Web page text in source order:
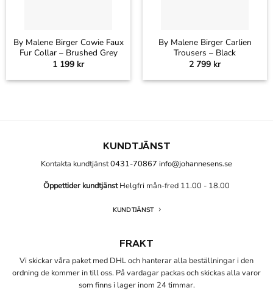
By Malene Birger Cowie Faux
Fur Collar – Brushed Grey
1 199 kr
By Malene Birger Carlien
Trousers – Black
2 799 kr
KUNDTJÄNST
Kontakta kundtjänst0431-70867 info@johannesens.se
Öppettider kundtjänstHelgfri mån-fred 11.00 - 18.00
KUNDTJÄNST
FRAKT
Vi skickar våra paket med DHL och hanterar alla beställningar i den
ordning de kommer in till oss. På vardagar packas och skickas alla varor
som finns i lager inom 24 timmar.